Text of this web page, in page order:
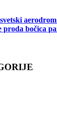
aerodrom
proda bočica